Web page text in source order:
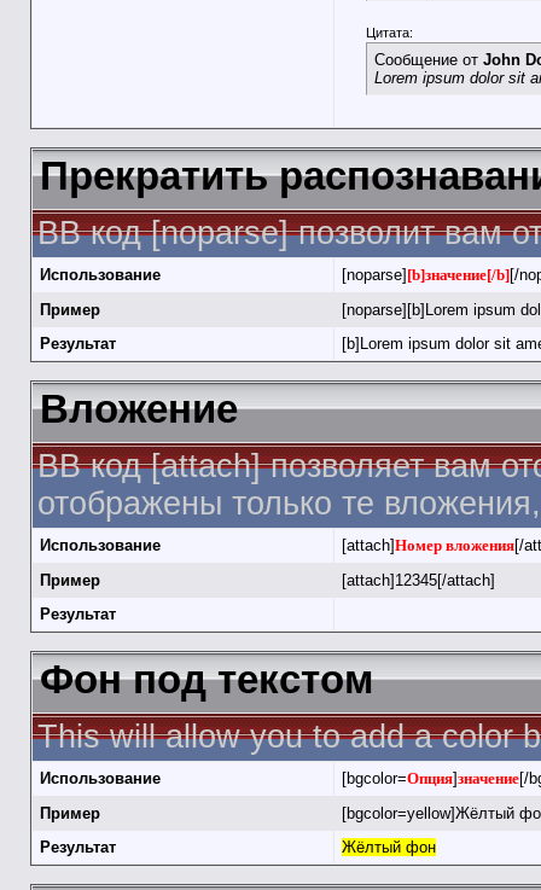
Цитата:
Сообщение от John
Lorem ipsum dolor sit
Прекратить
BB код [noparse] позволит вам
Использование [noparse] [b]значение[/b][/
Пример
[noparse][b]Lorem ipsum
Результат
[b]Lorem ipsum dolor sit
Вложение
BB код [attach] позволяет вам
отображены только те
Использование [attach]Номер вложения[/
Пример
[attach]12345[/attach]
Результат
Фон под текстом
This will allow you to add a color
Использование [bgcolor=Опция]значение[/
Пример
[bgcolor=yellow]Жёлтый
Результат
Жёлтый фон